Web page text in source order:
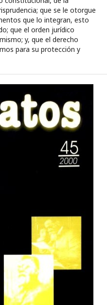
que se le otorgue
que lo integran, esto
que el orden jurídico
y, que el derecho
para su protección y